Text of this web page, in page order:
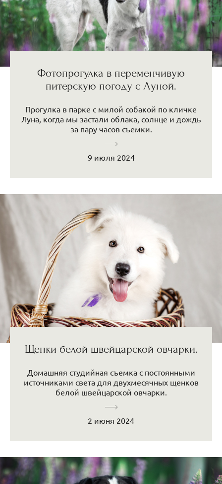
Фотопрогулка в переменчивую
питерскую погоду с Луной.
Прогулка в парке с милой собакой по кличке
Луна, когда мы застали облака, солнце и дождь
за пару часов съемки.
9 июля 2024
Щенки белой швейцарской овчарки.
Домашняя студийная съемка с постоянными
источниками света для двухмесячных щенков
белой швейцарской овчарки.
2 июня 2024